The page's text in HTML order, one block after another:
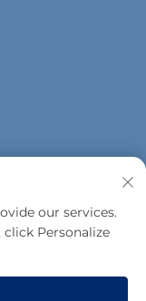
our services.
Personalize